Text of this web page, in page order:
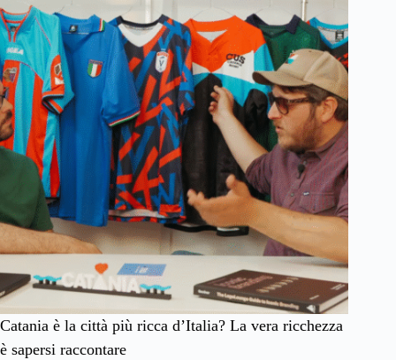
Catania è la città più ricca d’Italia? La vera ricchezza
è sapersi raccontare